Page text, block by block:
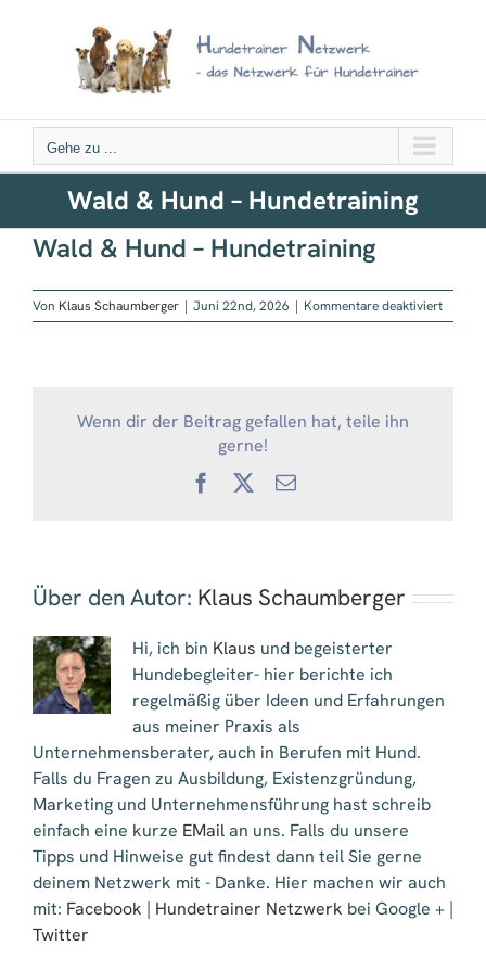
Gehe zu ...
Wald & Hund – Hundetraining
Wald & Hund – Hundetraining
Von Klaus Schaumberger | Juni 22nd, 2026 | Kommentare deaktiviertfür
Wald
Wenn dir der Beitrag gefallen hat, teile ihn
gerne!
Facebook
X
E-
Über den Autor: Klaus Schaumberger
Hi, ich bin Klaus und begeisterter
Hundebegleiter- hier berichte ich
regelmäßig über Ideen und Erfahrungen
aus meiner Praxis als
Unternehmensberater, auch in Berufen mit Hund.
Falls du Fragen zu Ausbildung, Existenzgründung,
Marketing und Unternehmensführung hast schreib
einfach eine kurze EMailan uns. Falls du unsere
Tipps und Hinweise gut findest dann teil Sie gerne
deinem Netzwerk mit - Danke. Hier machen wir auch
mit: Facebook | Hundetrainer Netzwerk bei Google + |
Twitter